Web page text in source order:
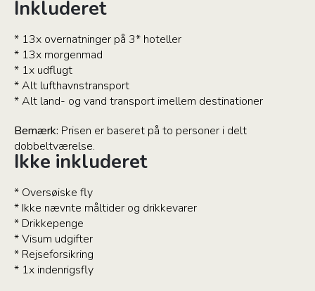
Inkluderet
* 13x overnatninger på 3* hoteller
* 13x morgenmad
* 1x udflugt
* Alt lufthavnstransport
* Alt land- og vand transport imellem destinationer
Bemærk: Prisen er baseret på to personer i delt
dobbeltværelse.
Ikke inkluderet
* Oversøiske fly
* Ikke nævnte måltider og drikkevarer
* Drikkepenge
* Visum udgifter
* Rejseforsikring
* 1x indenrigsfly